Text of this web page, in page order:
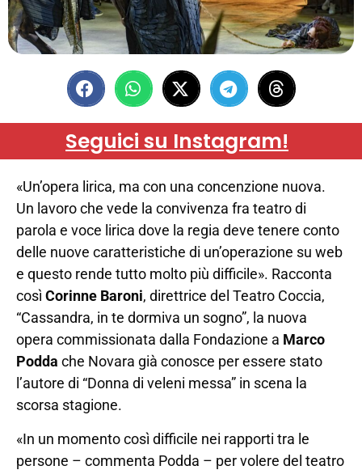
Seguici su Instagram!
«Un’opera lirica, ma con una concenzione nuova.
Un lavoro che vede la convivenza fra teatro di
parola e voce lirica dove la regia deve tenere conto
delle nuove caratteristiche di un’operazione su web
e questo rende tutto molto più difficile». Racconta
così Corinne Baroni, direttrice del Teatro Coccia,
“Cassandra, in te dormiva un sogno”, la nuova
opera commissionata dalla Fondazione a Marco
Podda che Novara già conosce per essere stato
l’autore di “Donna di veleni messa” in scena la
scorsa stagione.
«In un momento così difficile nei rapporti tra le
persone – commenta Podda – per volere del teatro